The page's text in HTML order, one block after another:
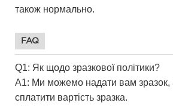
також нормально.
FAQ
Q1: Як щодо зразкової політики?
A1: Ми можемо надати вам зразок,
сплатити вартість зразка.